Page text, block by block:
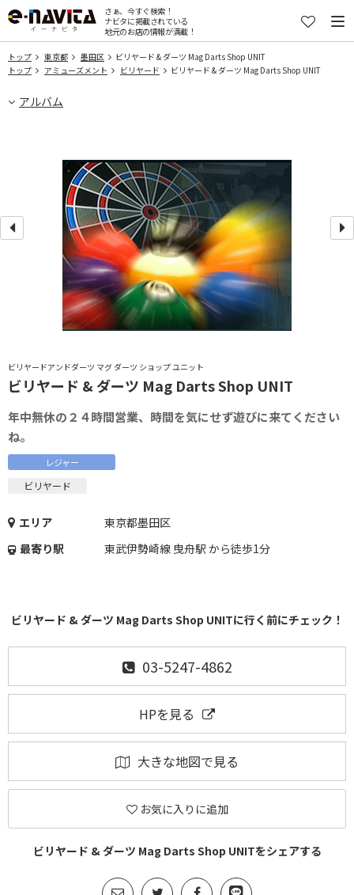
さぁ、今すぐ検索！
ナビタに掲載されている
地元のお店の情報が満載！
トップ 東京都 墨田区
ビリヤード & ダーツ Mag Darts Shop UNIT
トップ
アミューズメント ビリヤード ビリヤード & ダーツ Mag Darts Shop UNIT
アルバム
ビリヤードアンドダーツ マグ ダーツ ショップ ユニット
ビリヤード & ダーツ Mag Darts Shop UNIT
年中無休の２４時間営業、時間を気にせず遊びに来てください
ね。
レジャー
ビリヤード
エリア
東京都墨田区
最寄り駅
東武伊勢崎線 曳舟駅 から徒歩1分
ビリヤード & ダーツ Mag Darts Shop UNITに行く前にチェック！
03-5247-4862
HPを見る
大きな地図で見る
お気に入りに追加
ビリヤード & ダーツ Mag Darts Shop UNITをシェアする